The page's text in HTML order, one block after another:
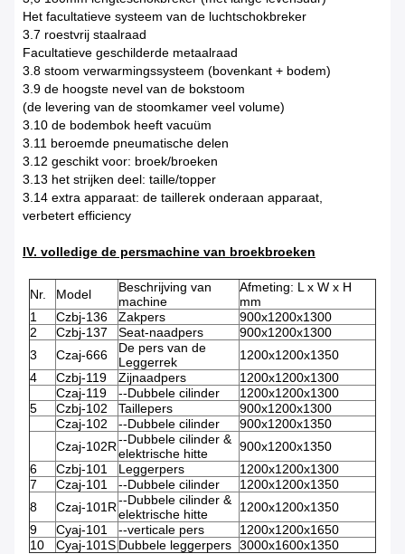
Het facultatieve systeem van de luchtschokbreker
3.7 roestvrij staalraad
Facultatieve geschilderde metaalraad
3.8 stoom verwarmingssysteem (bovenkant + bodem)
3.9 de hoogste nevel van de bokstoom
(de levering van de stoomkamer veel volume)
3.10 de bodembok heeft vacuüm
3.11 beroemde pneumatische delen
3.12 geschikt voor: broek/broeken
3.13 het strijken deel: taille/topper
3.14 extra apparaat: de taillerek onderaan apparaat,
verbetert efficiency
IV. volledige de persmachine van broekbroeken
Nr. Model
Beschrijving van
machine
Afmeting: L x W x H
mm
1
Czbj-136 Zakpers
900x1200x1300
2
Czbj-137 Seat-naadpers
900x1200x1300
3
Czaj-666
De pers van de
Leggerrek
1200x1200x1350
4
Czbj-119 Zijnaadpers
1200x1200x1300
Czaj-119
--Dubbele cilinder
1200x1200x1300
5
Czbj-102 Taillepers
900x1200x1300
Czaj-102
--Dubbele cilinder
900x1200x1350
Czaj-102R--Dubbele cilinder &
elektrische hitte
900x1200x1350
6
Czbj-101 Leggerpers
1200x1200x1300
7
Czaj-101 --Dubbele cilinder
1200x1200x1350
8
Czaj-101R--Dubbele cilinder &
elektrische hitte
1200x1200x1350
9
Cyaj-101 --verticale pers
1200x1200x1650
10
Cyaj-101S Dubbele leggerpers 3000x1600x1350